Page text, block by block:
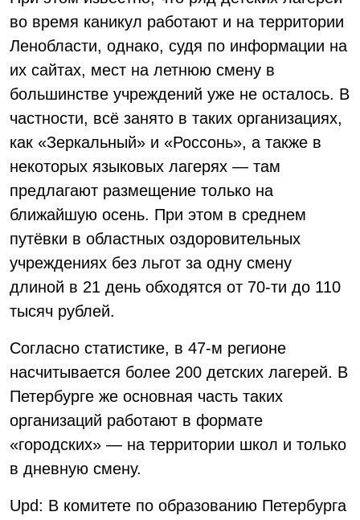
во время каникул работают и на территории
Ленобласти, однако, судя по информации на
их сайтах, мест на летнюю смену в
большинстве учреждений уже не осталось. В
частности, всё занято в таких организациях,
как «Зеркальный» и «Россонь», а также в
некоторых языковых лагерях — там
предлагают размещение только на
ближайшую осень. При этом в среднем
путёвки в областных оздоровительных
учреждениях без льгот за одну смену
длиной в 21 день обходятся от 70-ти до 110
тысяч рублей.
Согласно статистике, в 47-м регионе
насчитывается более 200 детских лагерей. В
Петербурге же основная часть таких
организаций работают в формате
«городских» — на территории школ и только
в дневную смену.
Upd: В комитете по образованию Петербурга